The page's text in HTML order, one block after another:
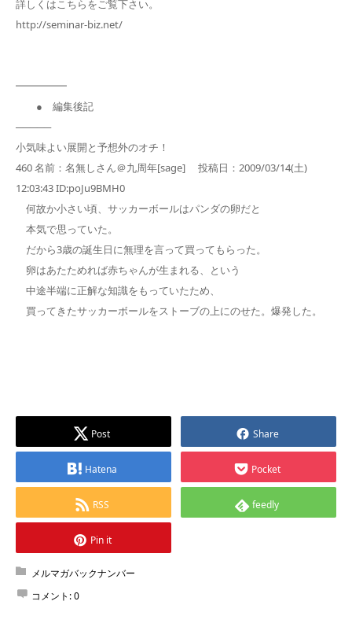
詳しくはこちらをご覧下さい。
http://seminar-biz.net/
━━━━━
● 編集後記
─────
小気味よい展開と予想外のオチ！
460 名前：名無しさん＠九周年[sage] 投稿日：2009/03/14(土)
12:03:43 ID:poJu9BMH0
何故か小さい頃、サッカーボールはパンダの卵だと
本気で思っていた。
だから3歳の誕生日に無理を言って買ってもらった。
卵はあたためれば赤ちゃんが生まれる、という
中途半端に正解な知識をもっていたため、
買ってきたサッカーボールをストーブの上にのせた。爆発した。
Post Share
Hatena Pocket
RSS feedly
Pin it
メルマガバックナンバー
コメント:0